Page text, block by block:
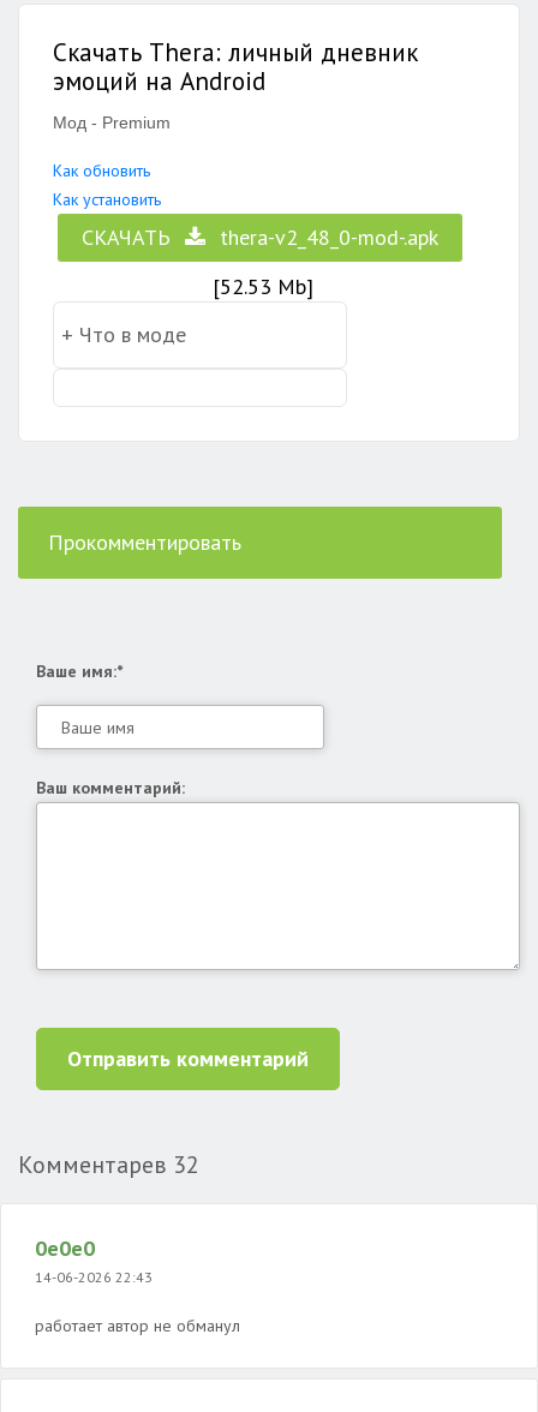
Скачать Thera: личный дневник
эмоций на Android
Мод - Premium
Как обновить
Как установить
СКАЧАТЬ
thera-v2_48_0-mod-.apk
[52.53 Mb]
Прокомментировать
Ваше имя:*
Ваш комментарий:
Отправить комментарий
Комментарев 32
0e0e0
14-06-2026 22:43
работает автор не обманул